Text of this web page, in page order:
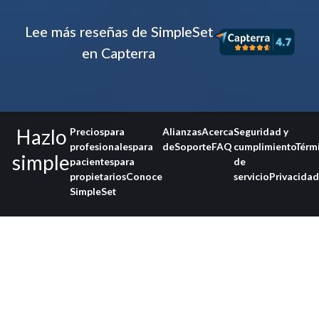
Lee más reseñas de SimpleSet
en Capterra
Hazlo
simple
Preciospara
profesionalespara
pacientespara
propietariosConoce
SimpleSet
AlianzasAcerca
deSoporteFAQ
Seguridad y
cumplimiento
de
servicioPrivacidad